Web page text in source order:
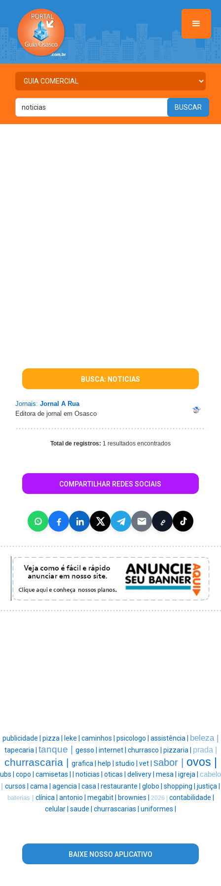
BUSCA: NOTICIAS
Jornais: Jornal A Rua
Editora de jornal em Osasco
Total de registros: 1 resultados encontrados
COMPARTILHAR REDES SOCIAIS
publicidade | pizza | leke | caminhos | psicologo | assistência | beleza |
tapecaria | tanque | gesso | internet | churrasco | pizzaria | prada |
churrascaria | grafica | help | studio | vet | sabor | ovos |
ubs | copo | camisetas | | noticias | oticas | delivery | mesa | igreja | cabelo
| cursos | cama | agencia | casa | restaurante | globo | shopping | justiça |
baterias | clínica | antonio | megabit | brownies | 2026 | contabilidade |
celular | saude | churrascarias | uniformes |
BAIXE NOSSO APLICATIVO